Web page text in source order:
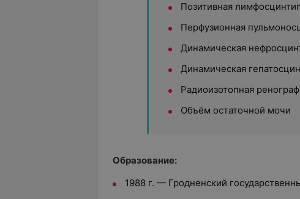
Позитивная
Перфузионная
Динамическая
Динамическая
Радиоизотопная
Объём остаточной мочи
Образование:
1988 г. — Гродненский